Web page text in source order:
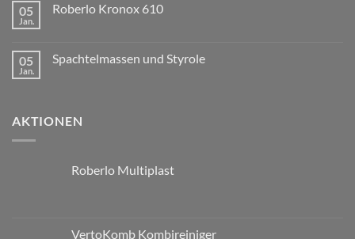
05
Jan.
Roberlo Kronox 610
05
Jan.
Spachtelmassen und Styrole
AKTIONEN
Roberlo Multiplast
VertoKomb Kombireiniger